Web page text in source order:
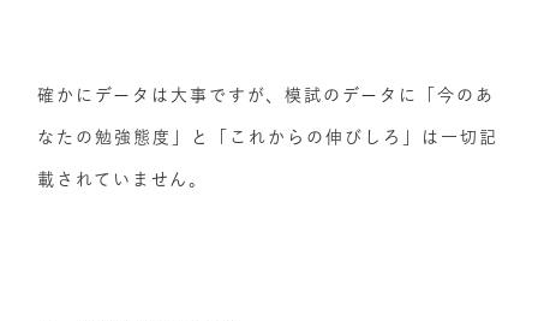
確かにデータは大事ですが、模試のデータに「今のあ
なたの勉強態度」と「これからの伸びしろ」は一切記
載されていません。